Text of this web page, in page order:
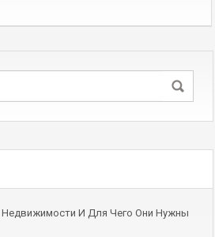
Недвижимости И Для Чего Они Нужны